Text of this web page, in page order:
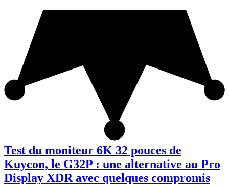
Test du moniteur 6K 32 pouces de
Kuycon, le G32P : une alternative au Pro
Display XDR avec quelques compromis